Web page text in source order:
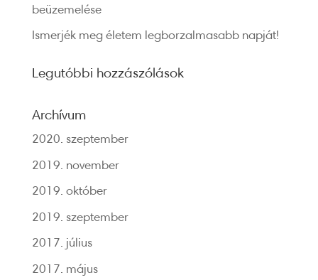
beüzemelése
Ismerjék meg életem legborzalmasabb napját!
Legutóbbi hozzászólások
Archívum
2020. szeptember
2019. november
2019. október
2019. szeptember
2017. július
2017. május